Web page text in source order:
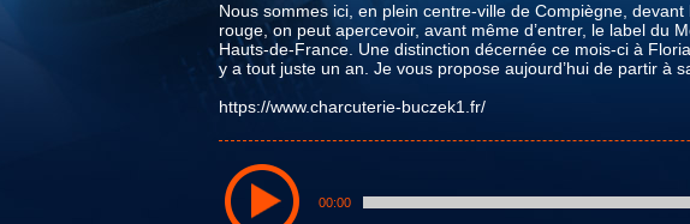
Nous sommes ici, en plein centre-ville de Compiègne,
rouge, on peut apercevoir, avant même d’entrer, le label du
Hauts-de-France. Une distinction décernée ce mois-ci à
y a tout juste un an. Je vous propose aujourd’hui de partir à
https://www.charcuterie-buczek1.fr/
00:00